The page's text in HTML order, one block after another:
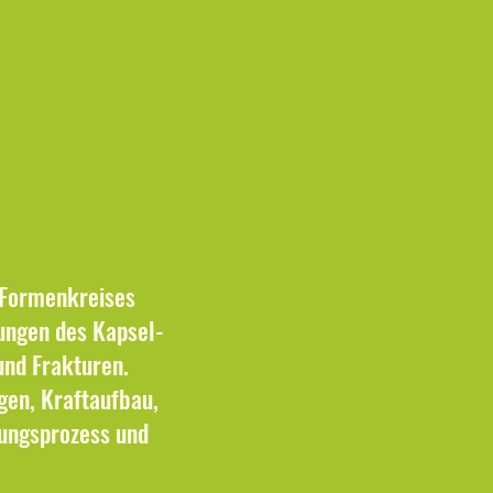
des Kapsel-
Frakturen.
Kraftaufbau,
und